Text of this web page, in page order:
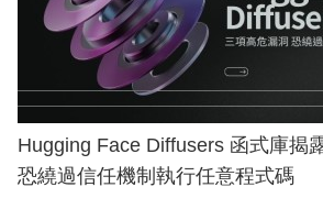
Hugging Face Diffusers 函式庫揭
恐繞過信任機制執行任意程式碼